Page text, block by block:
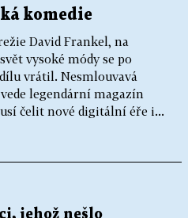
komedie
David Frankel, na
vysoké módy se po
vrátil. Nesmlouvavá
legendární magazín
čelit nové digitální éře i...
jehož nešlo